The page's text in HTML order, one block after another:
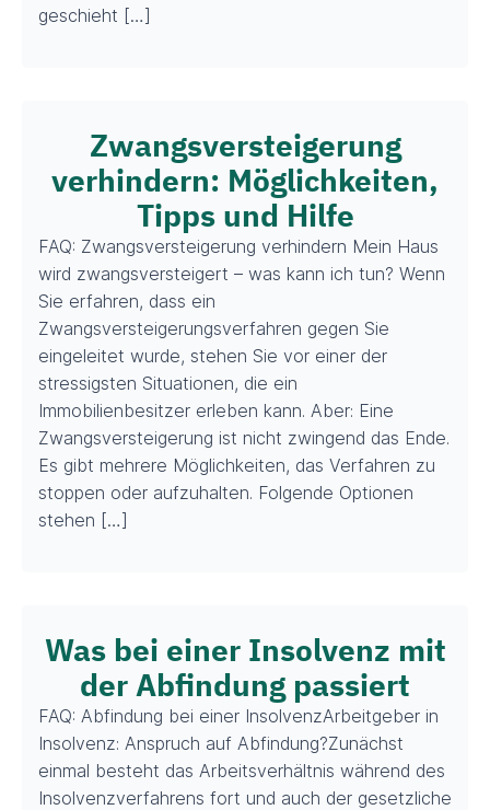
geschieht […]
Zwangsversteigerung
verhindern: Möglichkeiten,
Tipps und Hilfe
FAQ: Zwangsversteigerung verhindern Mein Haus
wird zwangsversteigert – was kann ich tun? Wenn
Sie erfahren, dass ein
Zwangsversteigerungsverfahren gegen Sie
eingeleitet wurde, stehen Sie vor einer der
stressigsten Situationen, die ein
Immobilienbesitzer erleben kann. Aber: Eine
Zwangsversteigerung ist nicht zwingend das Ende.
Es gibt mehrere Möglichkeiten, das Verfahren zu
stoppen oder aufzuhalten. Folgende Optionen
stehen […]
Was bei einer Insolvenz mit
der Abfindung passiert
FAQ: Abfindung bei einer InsolvenzArbeitgeber in
Insolvenz: Anspruch auf Abfindung?Zunächst
einmal besteht das Arbeitsverhältnis während des
Insolvenzverfahrens fort und auch der gesetzliche